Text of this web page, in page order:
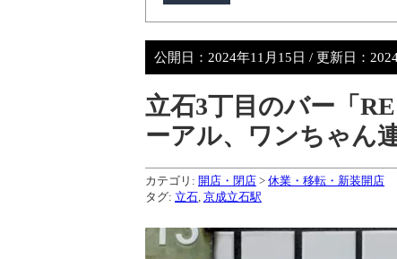
公開日： 2024年11月15日 / 更新日：
立石3丁目のバー「
ーアル、ワンちゃん
カテゴリ: 開店・閉店 > 休業・移転・新装開店
タグ: 立石 京成立石駅